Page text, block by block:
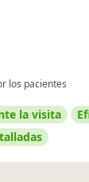
los pacientes
la visita